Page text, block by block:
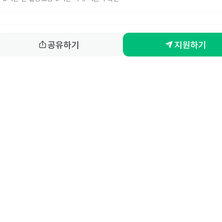
공유하기 지원하기